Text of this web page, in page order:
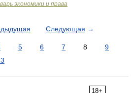
экономики и права
Следующая →
5 6 7 8
9
18+